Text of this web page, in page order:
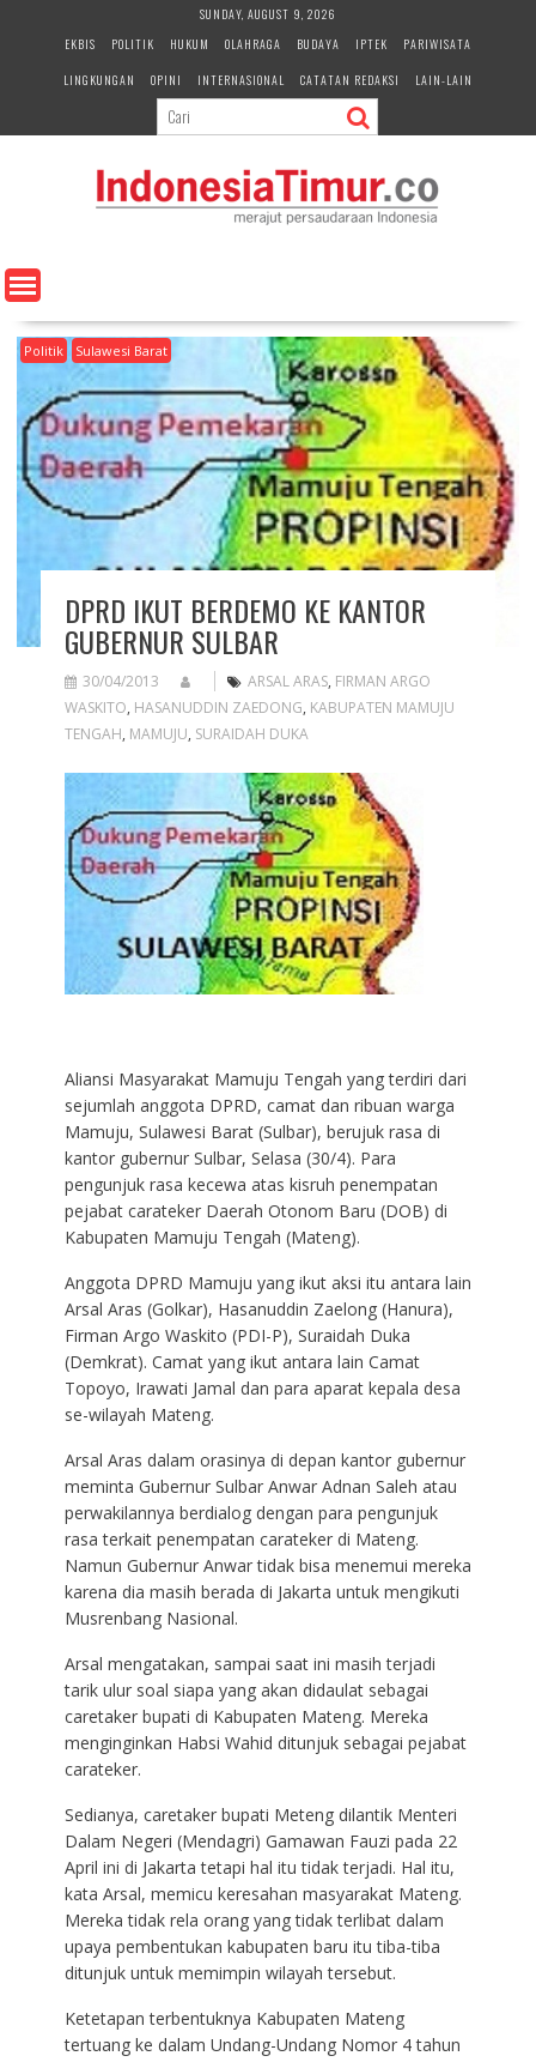
e
n
SUNDAY, AUGUST 9, 2026
EKBIS
POLITIK HUKUM OLAHRAGA BUDAYA IPTEK
PARIWISATA
LINGKUNGAN
OPINI INTERNASIONAL CATATAN REDAKSI LAIN-LAIN
Politik Sulawesi Barat
DPRD IKUT BERDEMO KE KANTOR
GUBERNUR SULBAR
30/04/2013 ARSAL ARAS, FIRMAN ARGO
WASKITO, HASANUDDIN ZAEDONG, KABUPATEN MAMUJU
TENGAH, MAMUJU, SURAIDAH DUKA
Aliansi Masyarakat Mamuju Tengah yang terdiri dari
sejumlah anggota DPRD, camat dan ribuan warga
Mamuju, Sulawesi Barat (Sulbar), berujuk rasa di
kantor gubernur Sulbar, Selasa (30/4). Para
pengunjuk rasa kecewa atas kisruh penempatan
pejabat carateker Daerah Otonom Baru (DOB) di
Kabupaten Mamuju Tengah (Mateng).
Anggota DPRD Mamuju yang ikut aksi itu antara lain
Arsal Aras (Golkar), Hasanuddin Zaelong (Hanura),
Firman Argo Waskito (PDI-P), Suraidah Duka
(Demkrat). Camat yang ikut antara lain Camat
Topoyo, Irawati Jamal dan para aparat kepala desa
se-wilayah Mateng.
Arsal Aras dalam orasinya di depan kantor gubernur
meminta Gubernur Sulbar Anwar Adnan Saleh atau
perwakilannya berdialog dengan para pengunjuk
rasa terkait penempatan carateker di Mateng.
Namun Gubernur Anwar tidak bisa menemui mereka
karena dia masih berada di Jakarta untuk mengikuti
Musrenbang Nasional.
Arsal mengatakan, sampai saat ini masih terjadi
tarik ulur soal siapa yang akan didaulat sebagai
caretaker bupati di Kabupaten Mateng. Mereka
menginginkan Habsi Wahid ditunjuk sebagai pejabat
carateker.
Sedianya, caretaker bupati Meteng dilantik Menteri
Dalam Negeri (Mendagri) Gamawan Fauzi pada 22
April ini di Jakarta tetapi hal itu tidak terjadi. Hal itu,
kata Arsal, memicu keresahan masyarakat Mateng.
Mereka tidak rela orang yang tidak terlibat dalam
upaya pembentukan kabupaten baru itu tiba-tiba
ditunjuk untuk memimpin wilayah tersebut.
Ketetapan terbentuknya Kabupaten Mateng
tertuang ke dalam Undang-Undang Nomor 4 tahun